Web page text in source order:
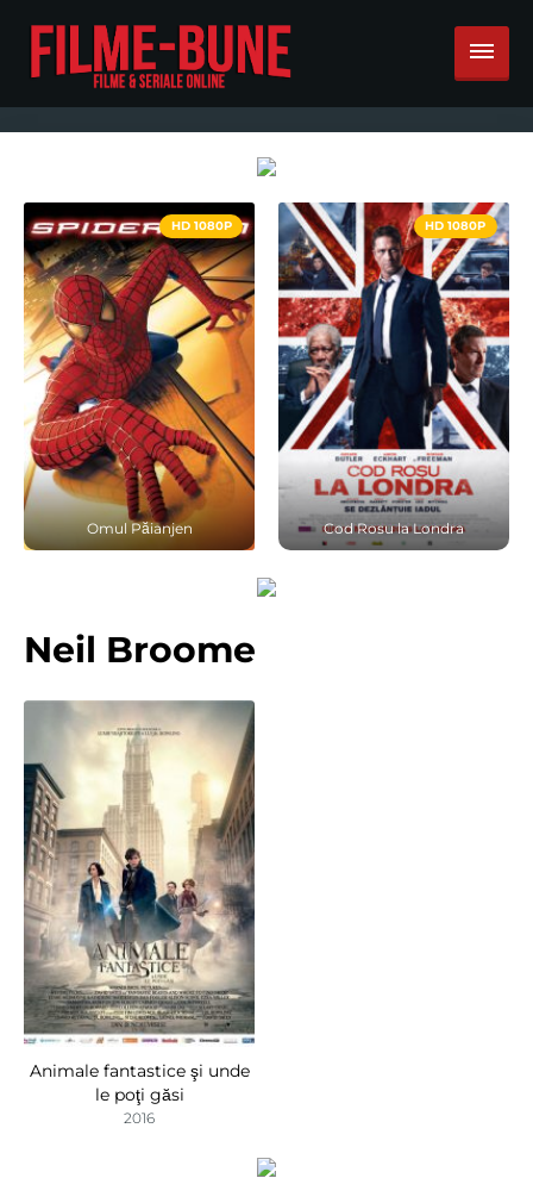
HD 1080P
Omul Păianjen
HD 1080P
Cod Rosu la Londra
Neil Broome
Animale fantastice şi unde
le poţi găsi
2016